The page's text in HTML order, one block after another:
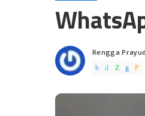
Posted
by
Rengga